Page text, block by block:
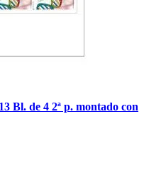
Bl. de 4 2ª p. montado con